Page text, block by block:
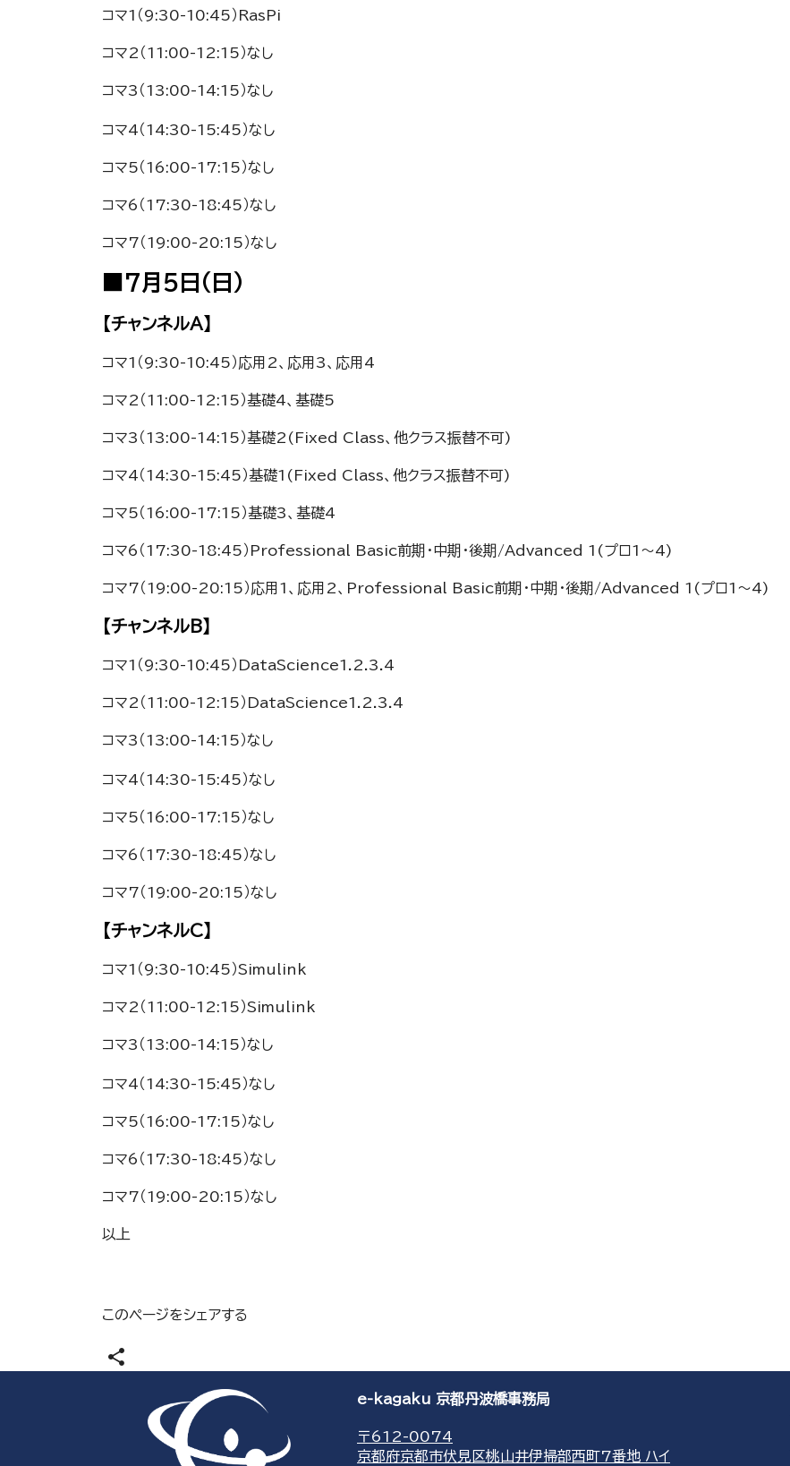
コマ1（9:30-10:45）RasPi
コマ2（11:00-12:15）なし
コマ3（13:00-14:15）なし
コマ4（14:30-15:45）なし
コマ5（16:00-17:15）なし
コマ6（17:30-18:45）なし
コマ7（19:00-20:15）なし
■7月5日（日）
【チャンネルA】
コマ1（9:30-10:45）応用2、応用3、応用4
コマ2（11:00-12:15）基礎4、基礎5
コマ3（13:00-14:15）基礎2(Fixed Class、他クラス振替不可)
コマ4（14:30-15:45）基礎1(Fixed Class、他クラス振替不可)
コマ5（16:00-17:15）基礎3、基礎4
コマ6（17:30-18:45）Professional Basic前期・中期・後期/Advanced 1(プロ1～4)
コマ7（19:00-20:15）応用1、応用2、Professional Basic前期・中期・後期/Advanced 1(プロ1～4)
【チャンネルB】
コマ1（9:30-10:45）DataScience1.2.3.4
コマ2（11:00-12:15）DataScience1.2.3.4
コマ3（13:00-14:15）なし
コマ4（14:30-15:45）なし
コマ5（16:00-17:15）なし
コマ6（17:30-18:45）なし
コマ7（19:00-20:15）なし
【チャンネルC】
コマ1（9:30-10:45）Simulink
コマ2（11:00-12:15）Simulink
コマ3（13:00-14:15）なし
コマ4（14:30-15:45）なし
コマ5（16:00-17:15）なし
コマ6（17:30-18:45）なし
コマ7（19:00-20:15）なし
以上
このページをシェアする
share
e-kagaku 京都丹波橋事務局
〒612-0074
京都府京都市伏見区桃山井伊掃部西町7番地 ハイ